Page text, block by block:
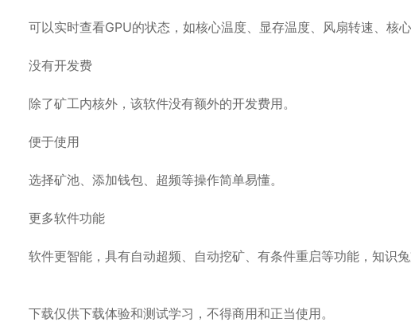
可以实时查看GPU的状态，如核心温度、显存温度、风扇转速、核
没有开发费
除了矿工内核外，该软件没有额外的开发费用。
便于使用
选择矿池、添加钱包、超频等操作简单易懂。
更多软件功能
软件更智能，具有自动超频、自动挖矿、有条件重启等功能，知识兔
下载仅供下载体验和测试学习，不得商用和正当使用。